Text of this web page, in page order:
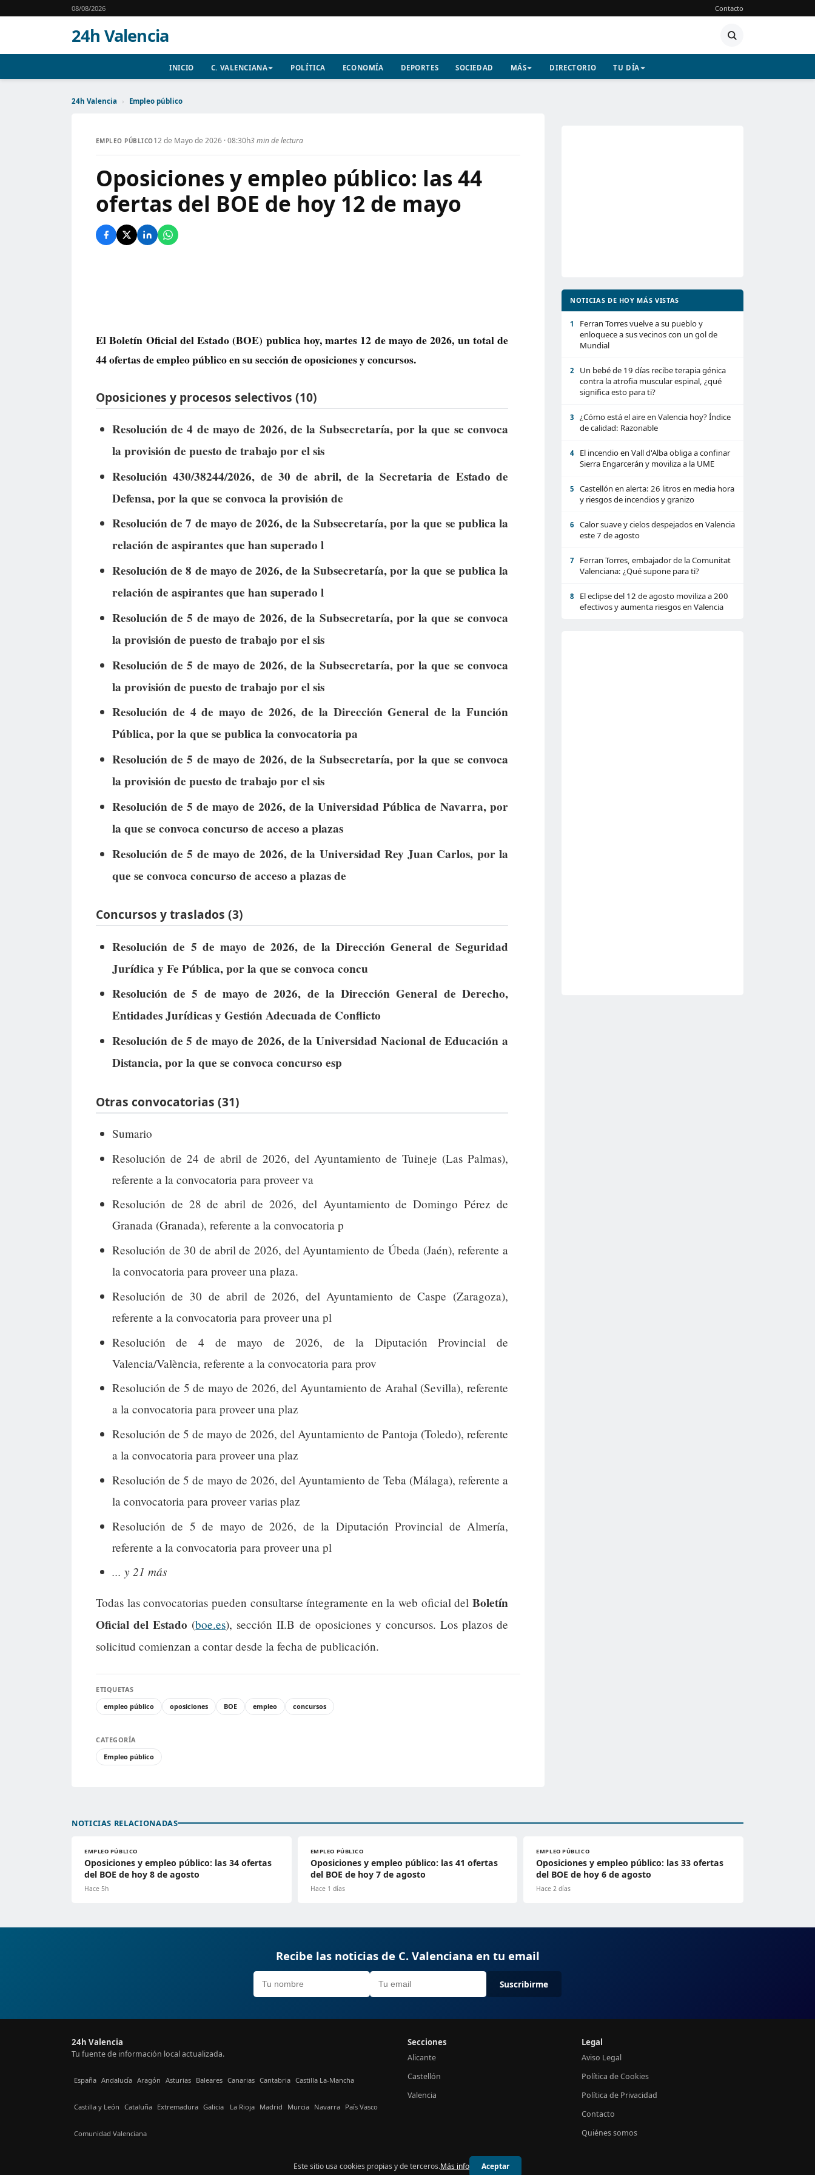
08/08/2026 Contacto
24h Valencia
INICIO C. VALENCIANA POLÍTICA ECONOMÍA DEPORTES SOCIEDAD MÁS DIRECTORIO TU DÍA
24h Valencia › Empleo público
EMPLEO PÚBLICO12 de Mayo de 2026 · 08:30h3 min de lectura
Oposiciones y empleo público: las 44
ofertas del BOE de hoy 12 de mayo
El Boletín Oficial del Estado (BOE) publica hoy, martes 12 de mayo de 2026, un total de
44 ofertas de empleo públicoen su sección de oposiciones y concursos.
Oposiciones y procesos selectivos (10)
Resolución de 4 de mayo de 2026, de la Subsecretaría, por la que se convoca
la provisión de puesto de trabajo por el sis
Resolución 430/38244/2026, de 30 de abril, de la Secretaria de Estado de
Defensa, por la que se convoca la provisión de
Resolución de 7 de mayo de 2026, de la Subsecretaría, por la que se publica la
relación de aspirantes que han superado l
Resolución de 8 de mayo de 2026, de la Subsecretaría, por la que se publica la
relación de aspirantes que han superado l
Resolución de 5 de mayo de 2026, de la Subsecretaría, por la que se convoca
la provisión de puesto de trabajo por el sis
Resolución de 5 de mayo de 2026, de la Subsecretaría, por la que se convoca
la provisión de puesto de trabajo por el sis
Resolución de 4 de mayo de 2026, de la Dirección General de la Función
Pública, por la que se publica la convocatoria pa
Resolución de 5 de mayo de 2026, de la Subsecretaría, por la que se convoca
la provisión de puesto de trabajo por el sis
Resolución de 5 de mayo de 2026, de la Universidad Pública de Navarra, por
la que se convoca concurso de acceso a plazas
Resolución de 5 de mayo de 2026, de la Universidad Rey Juan Carlos, por la
que se convoca concurso de acceso a plazas de
Concursos y traslados (3)
Resolución de 5 de mayo de 2026, de la Dirección General de Seguridad
Jurídica y Fe Pública, por la que se convoca concu
Resolución de 5 de mayo de 2026, de la Dirección General de Derecho,
Entidades Jurídicas y Gestión Adecuada de Conflicto
Resolución de 5 de mayo de 2026, de la Universidad Nacional de Educación a
Distancia, por la que se convoca concurso esp
Otras convocatorias (31)
Sumario
Resolución de 24 de abril de 2026, del Ayuntamiento de Tuineje (Las Palmas),
referente a la convocatoria para proveer va
Resolución de 28 de abril de 2026, del Ayuntamiento de Domingo Pérez de
Granada (Granada), referente a la convocatoria p
Resolución de 30 de abril de 2026, del Ayuntamiento de Úbeda (Jaén), referente a
la convocatoria para proveer una plaza.
Resolución de 30 de abril de 2026, del Ayuntamiento de Caspe (Zaragoza),
referente a la convocatoria para proveer una pl
Resolución de 4 de mayo de 2026, de la Diputación Provincial de
Valencia/València, referente a la convocatoria para prov
Resolución de 5 de mayo de 2026, del Ayuntamiento de Arahal (Sevilla), referente
a la convocatoria para proveer una plaz
Resolución de 5 de mayo de 2026, del Ayuntamiento de Pantoja (Toledo), referente
a la convocatoria para proveer una plaz
Resolución de 5 de mayo de 2026, del Ayuntamiento de Teba (Málaga), referente a
la convocatoria para proveer varias plaz
Resolución de 5 de mayo de 2026, de la Diputación Provincial de Almería,
referente a la convocatoria para proveer una pl
... y 21 más
Todas las convocatorias pueden consultarse íntegramente en la web oficial del Boletín
Oficial del Estado (boe.es), sección II.B de oposiciones y concursos. Los plazos de
solicitud comienzan a contar desde la fecha de publicación.
ETIQUETAS
empleo público
oposiciones BOE empleo concursos
CATEGORÍA
Empleo público
NOTICIAS DE HOY MÁS VISTAS
1
Ferran Torres vuelve a su pueblo y
enloquece a sus vecinos con un gol de
Mundial
2
Un bebé de 19 días recibe terapia génica
contra la atrofia muscular espinal, ¿qué
significa esto para ti?
3
¿Cómo está el aire en Valencia hoy? Índice
de calidad: Razonable
4
El incendio en Vall d'Alba obliga a confinar
Sierra Engarcerán y moviliza a la UME
5
Castellón en alerta: 26 litros en media hora
y riesgos de incendios y granizo
6
Calor suave y cielos despejados en Valencia
este 7 de agosto
7
Ferran Torres, embajador de la Comunitat
Valenciana: ¿Qué supone para ti?
8
El eclipse del 12 de agosto moviliza a 200
efectivos y aumenta riesgos en Valencia
NOTICIAS RELACIONADAS
EMPLEO PÚBLICO
Oposiciones y empleo público: las 34 ofertas
del BOE de hoy 8 de agosto
Hace 5h
EMPLEO PÚBLICO
Oposiciones y empleo público: las 41 ofertas
del BOE de hoy 7 de agosto
Hace 1 días
EMPLEO PÚBLICO
Oposiciones y empleo público: las 33 ofertas
del BOE de hoy 6 de agosto
Hace 2 días
Recibe las noticias de C. Valenciana en tu email
Suscribirme
24h Valencia
Tu fuente de información local actualizada.
España Andalucía Aragón Asturias Baleares Canarias Cantabria Castilla La-Mancha
Castilla y León Cataluña Extremadura Galicia La Rioja Madrid Murcia Navarra País Vasco
Comunidad Valenciana
Secciones
Alicante
Castellón
Valencia
Legal
Aviso Legal
Política de Cookies
Política de Privacidad
Contacto
Quiénes somos
© 2026 24h Valencia
Este sitio usa cookies propias y de terceros.Más info Aceptar